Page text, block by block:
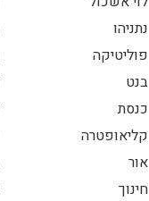
נתניהו
פוליטיקה
בנט
כנסת
קליאופטרה
אור
חינוך